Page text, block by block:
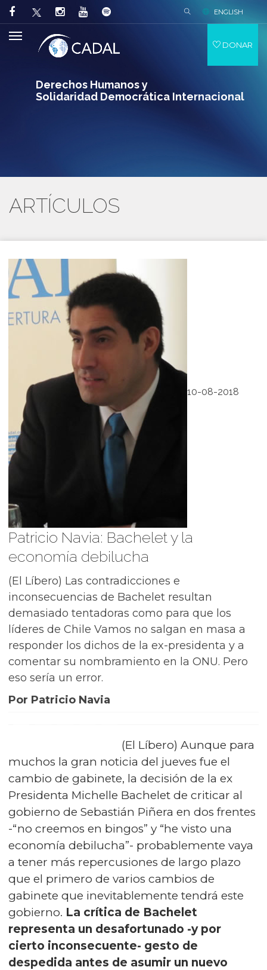
Derechos Humanos y
Solidaridad Democrática Internacional
ENGLISH
DONAR
ARTÍCULOS
10-08-2018
Patricio Navia: Bachelet y la
economía debilucha
(El Líbero) Las contradicciones e
inconsecuencias de Bachelet resultan
demasiado tentadoras como para que los
líderes de Chile Vamos no salgan en masa a
responder los dichos de la ex-presidenta y a
comentar su nombramiento en la ONU. Pero
eso sería un error.
Por Patricio Navia
(El Líbero) Aunque para
muchos la gran noticia del jueves fue el
cambio de gabinete, la decisión de la ex
Presidenta Michelle Bachelet de criticar al
gobierno de Sebastián Piñera en dos frentes
-“no creemos en bingos” y “he visto una
economía debilucha”- probablemente vaya
a tener más repercusiones de largo plazo
que el primero de varios cambios de
gabinete que inevitablemente tendrá este
gobierno. La crítica de Bachelet
representa un desafortunado -y por
cierto inconsecuente- gesto de
despedida antes de asumir un nuevo